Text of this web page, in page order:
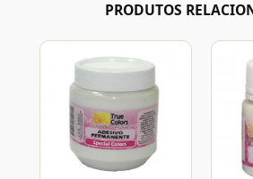
PRODUTOS